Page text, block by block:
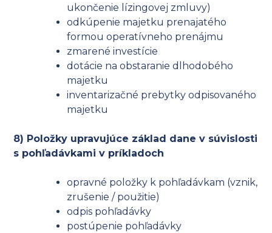
ukončenie lízingovej zmluvy)
odkúpenie majetku prenajatého
formou operatívneho prenájmu
zmarené investície
dotácie na obstaranie dlhodobého
majetku
inventarizačné prebytky odpisovaného
majetku
8) Položky upravujúce základ dane v súvislosti
s pohľadávkami v príkladoch
opravné položky k pohľadávkam (vznik,
zrušenie / použitie)
odpis pohľadávky
postúpenie pohľadávky